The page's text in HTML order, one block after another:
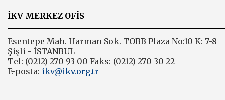
İKV MERKEZ OFİS
Esentepe Mah. Harman Sok. TOBB Plaza No:10 K: 7-8
Şişli - İSTANBUL
Tel: (0212) 270 93 00 Faks: (0212) 270 30 22
E-posta: ikv@ikv.org.tr